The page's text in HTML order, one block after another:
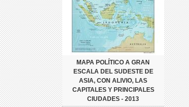
MAPA POLÍTICO A GRAN
ESCALA DEL SUDESTE DE
ASIA, CON ALIVIO, LAS
CAPITALES Y PRINCIPALES
CIUDADES - 2013